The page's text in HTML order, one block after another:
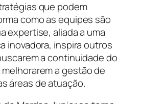
que podem
como as equipes são
expertise, aliada a uma
inovadora, inspira outros
a continuidade do
a gestão de
áreas de atuação.